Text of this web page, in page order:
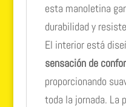
esta manoletina
durabilidad y
El interior está
sensación de
proporcionando
toda la jornada. La